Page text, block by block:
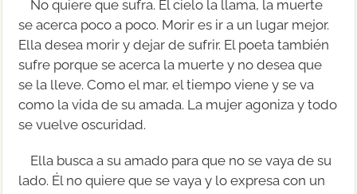
No quiere que sufra. El cielo la llama, la muerte
se acerca poco a poco. Morir es ir a un lugar mejor.
Ella desea morir y dejar de sufrir. El poeta también
sufre porque se acerca la muerte y no desea que
se la lleve. Como el mar, el tiempo viene y se va
como la vida de su amada. La mujer agoniza y todo
se vuelve oscuridad.
Ella busca a su amado para que no se vaya de su
lado. Él no quiere que se vaya y lo expresa con un